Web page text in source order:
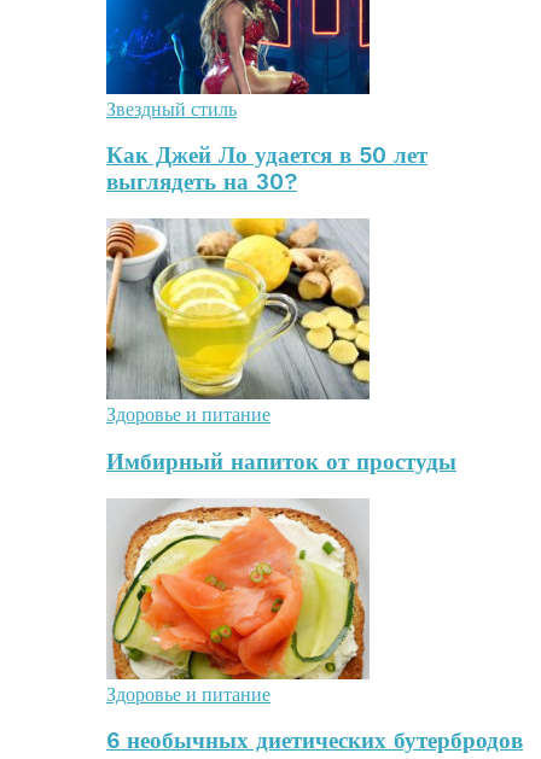
Звездный стиль
Как Джей Ло удается в 50 лет
выглядеть на 30?
Здоровье и питание
Имбирный напиток от простуды
Здоровье и питание
6 необычных диетических бутербродов